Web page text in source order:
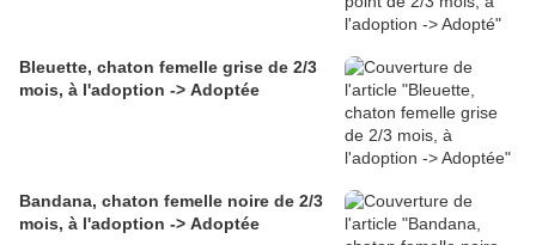
Bleuette, chaton femelle grise de 2/3
mois, à l'adoption -> Adoptée
Bandana, chaton femelle noire de 2/3
mois, à l'adoption -> Adoptée